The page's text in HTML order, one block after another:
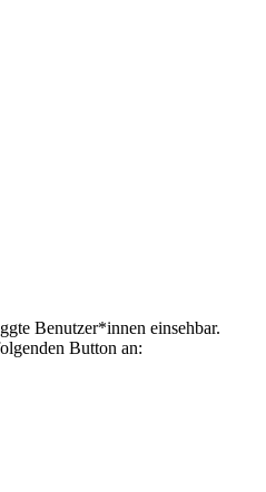
Benutzer*innen einsehbar.
Button an: